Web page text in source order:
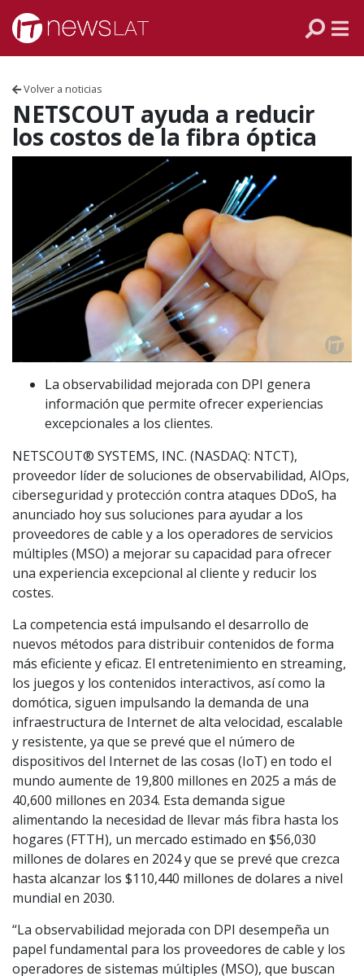
Skip to content
Volver a noticias
NETSCOUT ayuda a reducir
los costos de la fibra óptica
La observabilidad mejorada con DPI genera
información que permite ofrecer experiencias
excepcionales a los clientes.
NETSCOUT® SYSTEMS, INC. (NASDAQ: NTCT),
proveedor líder de soluciones de observabilidad, AIOps,
ciberseguridad y protección contra ataques DDoS, ha
anunciado hoy sus soluciones para ayudar a los
proveedores de cable y a los operadores de servicios
múltiples (MSO) a mejorar su capacidad para ofrecer
una experiencia excepcional al cliente y reducir los
costes.
La competencia está impulsando el desarrollo de
nuevos métodos para distribuir contenidos de forma
más eficiente y eficaz. El entretenimiento en streaming,
los juegos y los contenidos interactivos, así como la
domótica, siguen impulsando la demanda de una
infraestructura de Internet de alta velocidad, escalable
y resistente, ya que se prevé que el número de
dispositivos del Internet de las cosas (IoT) en todo el
mundo aumente de 19,800 millones en 2025 a más de
40,600 millones en 2034. Esta demanda sigue
alimentando la necesidad de llevar más fibra hasta los
hogares (FTTH), un mercado estimado en $56,030
millones de dolares en 2024 y que se prevé que crezca
hasta alcanzar los $110,440 millones de dolares a nivel
mundial en 2030.
“La observabilidad mejorada con DPI desempeña un
papel fundamental para los proveedores de cable y los
operadores de sistemas múltiples (MSO), que buscan
VENEZUELA
ECUADOR
PERÚ
CHILE
ARGENTINA
MÉXICO